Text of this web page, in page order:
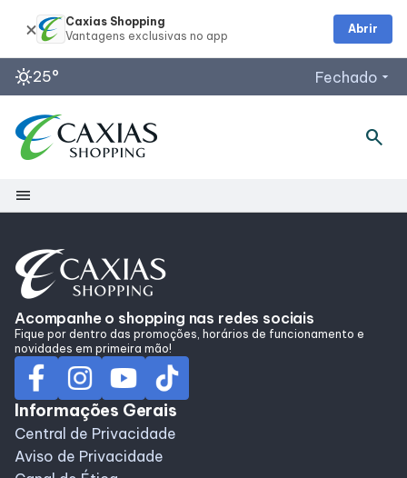
sunny25° Fechado arrow_drop_down
Horários de Funcionamento
De segunda a sábado: 10h às 23h
search
menu
Mapa Interno
Como Chegar
Facilidades
Horários
Acompanhe o shopping nas redes sociais
Fique por dentro das promoções, horários de funcionamento e
novidades em primeira mão!
Informações Gerais
Central de Privacidade
Aviso de Privacidade
Caxias Shopping
Abrir